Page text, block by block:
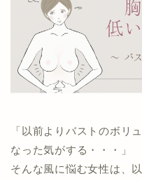
「以前よりバストのボリ
なった気がする・・・」
そんな風に悩む女性は、